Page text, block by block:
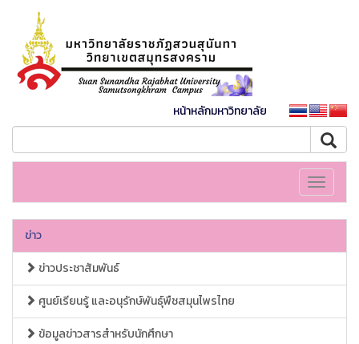
หน้าหลักมหาวิทยาลัย
Toggle
ข่าว
ข่าวประชาสัมพันธ์
ศูนย์เรียนรู้ และอนุรักษ์พันธุ์พืชสมุนไพรไทย
ข้อมูลข่าวสารสำหรับนักศึกษา